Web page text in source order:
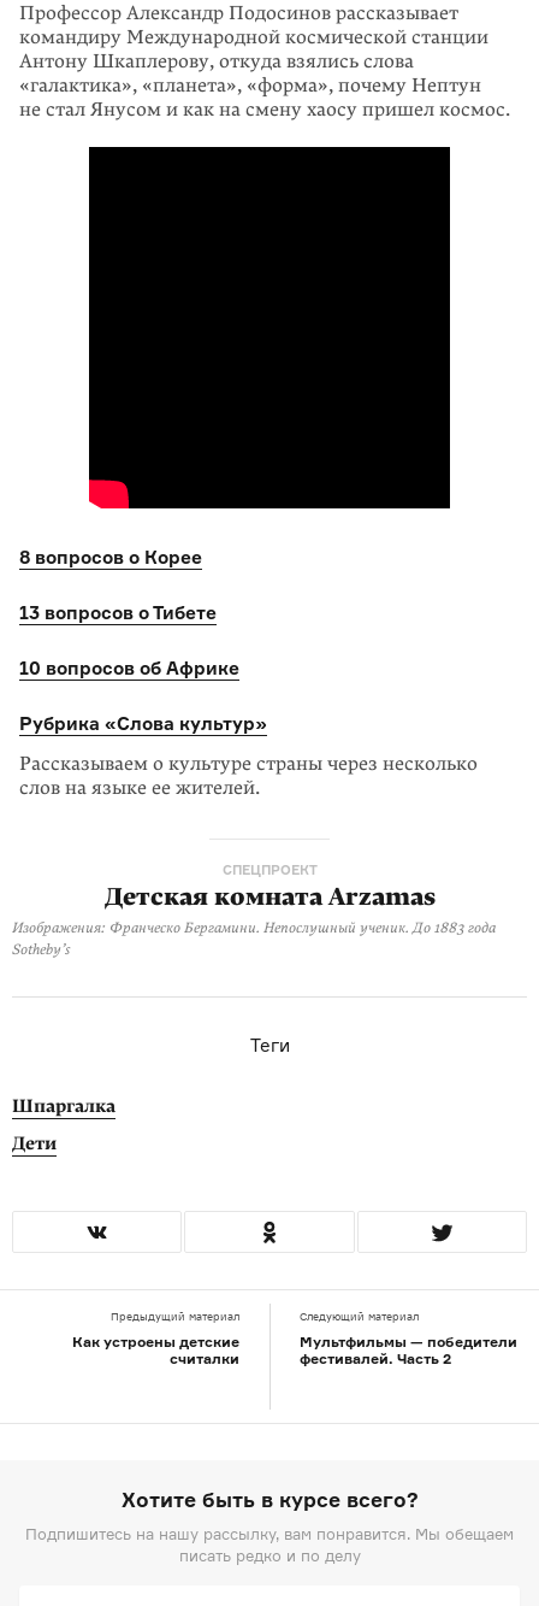
Профессор Александр Подосинов рассказывает
командиру Международной космической станции
Антону Шкаплерову, откуда взялись слова
«галактика», «планета», «форма», почему Нептун
не стал Янусом и как на смену хаосу пришел космос.
8 вопросов о Корее
13 вопросов о Тибете
10 вопросов об Африке
Рубрика «Слова культур»
Рассказываем о культуре страны через несколько
слов на языке ее жителей.
СПЕЦПРОЕКТ
Детская комната Arzamas
Изображения: Франческо Бергамини. Непослушный ученик. До 1883 года
Sotheby’s
Теги
Шпаргалка
Дети
Предыдущий материал
Как устроены детские
считалки
Следующий материал
Мультфильмы — победители
фестивалей. Часть 2
Хотите быть в курсе всего?
Подпишитесь на нашу рассылку, вам понравится. Мы обещаем
писать редко и по делу